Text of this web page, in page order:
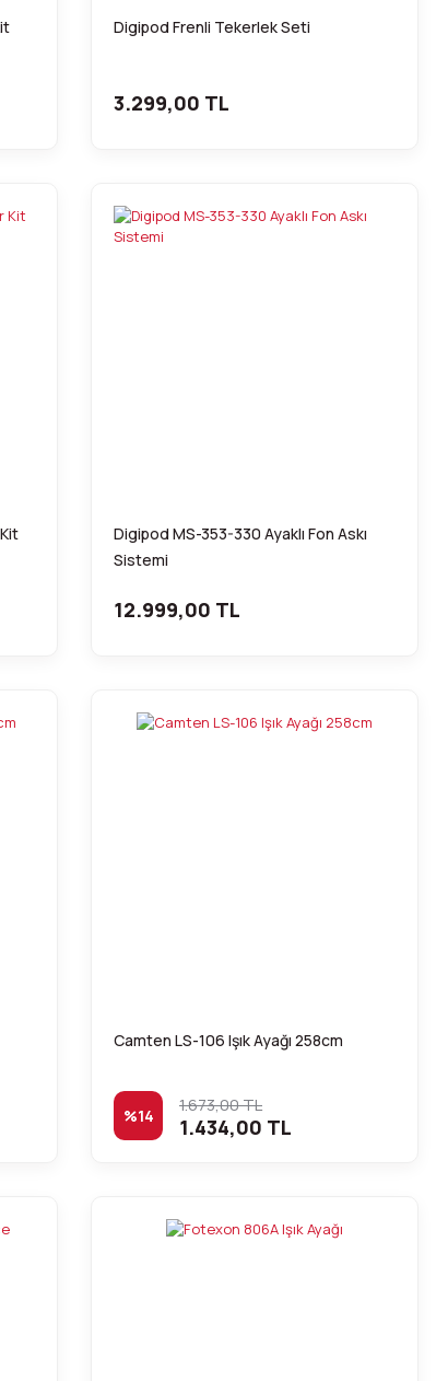
Digipod Frenli Tekerlek Seti
3.299,00 TL
Digipod MS-353-330 Ayaklı Fon Askı
Sistemi
12.999,00 TL
Camten LS-106 Işık Ayağı 258cm
%14 1.673,00 TL
1.434,00 TL